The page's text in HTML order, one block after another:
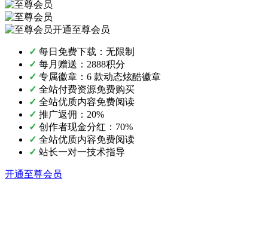
开通至尊会员
✓ 每日免费下载：无限制
✓ 每月赠送：2888积分
✓ 专属徽章：6 款动态炫酷徽章
✓ 全站付费资源免费购买
✓ 全站优质内容免费阅读
✓ 推广返佣：20%
✓ 创作者现金分红：70%
✓ 全站优质内容免费阅读
✓ 站长一对一技术指导
开通至尊会员